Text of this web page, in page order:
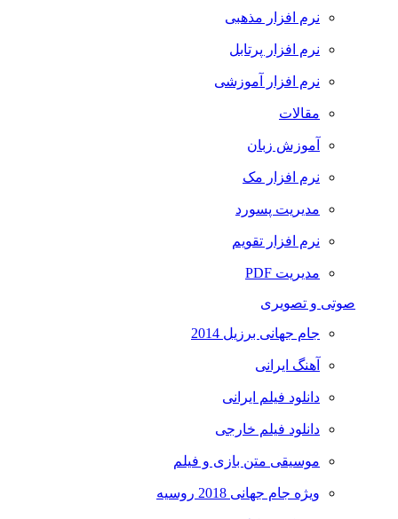
نرم افزار مذهبی
نرم افزار پرتابل
نرم افزار آموزشی
مقالات
آموزش زبان
نرم افزار مک
مدیریت پسورد
نرم افزار تقویم
مدیریت PDF
صوتی و تصویری
جام جهانی برزیل 2014
آهنگ ایرانی
دانلود فیلم ایرانی
دانلود فیلم خارجی
موسیقی متن بازی و فیلم
ویژه جام جهانی 2018 روسیه